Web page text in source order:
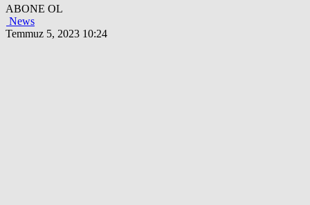
ABONE OL
News
Temmuz 5, 2023 10:24